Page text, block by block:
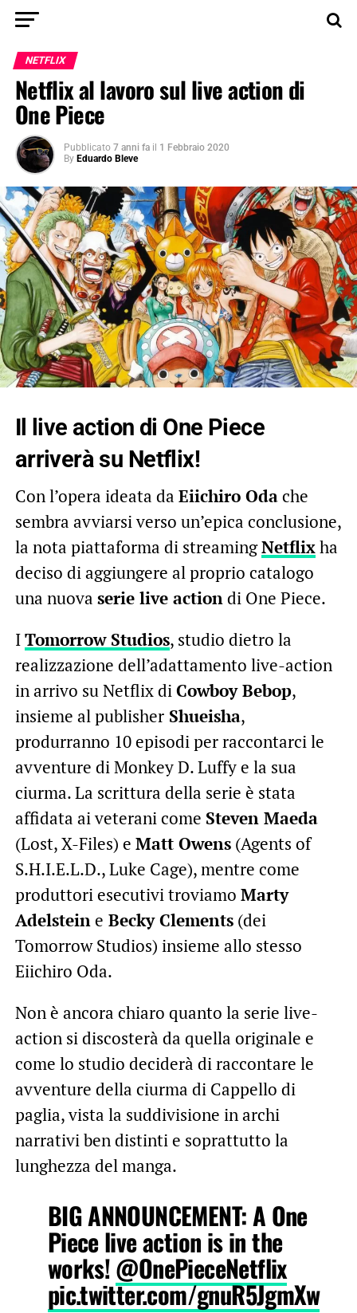
NETFLIX
Netflix al lavoro sul live action di
One Piece
Pubblicato 7 anni fa il 1 Febbraio 2020
By Eduardo Bleve
Il live action di One Piece
arriverà su Netflix!
Con l’opera ideata da Eiichiro Odache
sembra avviarsi verso un’epica conclusione,
la nota piattaforma di streamingNetflixha
deciso di aggiungere al proprio catalogo
una nuova serie live actiondi One Piece.
ITomorrow Studios, studio dietro la
realizzazione dell’adattamento live-action
in arrivo su Netflix diCowboy Bebop,
insieme al publisherShueisha,
produrranno 10 episodi per raccontarci le
avventure di Monkey D. Luffy e la sua
ciurma. La scrittura della serie è stata
affidata ai veterani come Steven Maeda
(Lost, X-Files) e Matt Owens(Agents of
S.H.I.E.L.D., Luke Cage), mentre come
produttori esecutivi troviamo Marty
Adelsteine Becky Clements(dei
Tomorrow Studios) insieme allo stesso
Eiichiro Oda.
Non è ancora chiaro quanto la serie live-
action si discosterà da quella originale e
come lo studio deciderà di raccontare le
avventure della ciurma di Cappello di
paglia, vista la suddivisione in archi
narrativi ben distinti e soprattutto la
lunghezza del manga.
BIG ANNOUNCEMENT: A One
Piece live action is in the
works!@OnePieceNetflix
pic.twitter.com/gnuR5JgmXw